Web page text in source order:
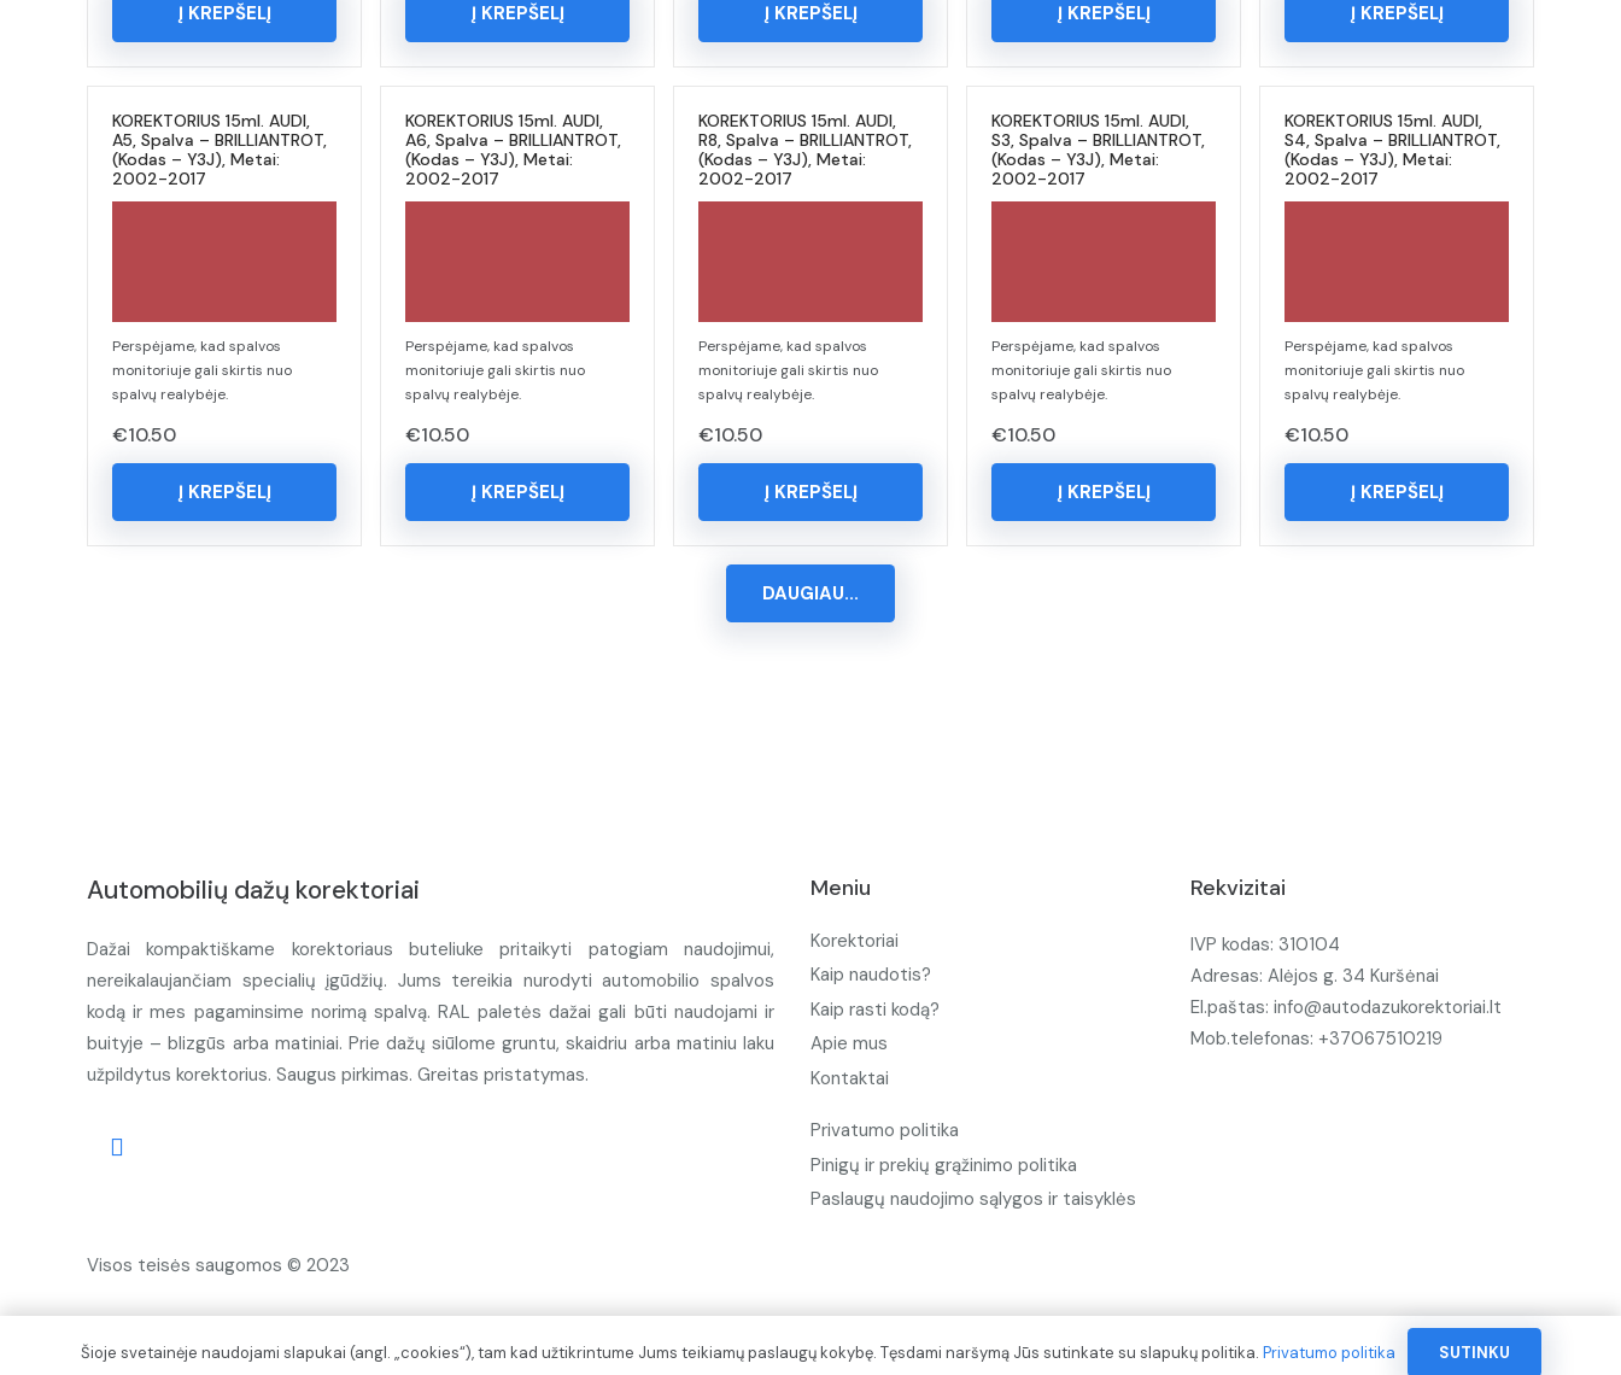
Į KREPŠELĮ Į KREPŠELĮ Į KREPŠELĮ Į KREPŠELĮ Į KREPŠELĮ
KOREKTORIUS 15ml. AUDI,
A5, Spalva – BRILLIANTROT,
(Kodas – Y3J), Metai:
2002-2017
Perspėjame, kad spalvos
monitoriuje gali skirtis nuo
spalvų realybėje.
€10.50
Į KREPŠELĮ
KOREKTORIUS 15ml. AUDI,
A6, Spalva – BRILLIANTROT,
(Kodas – Y3J), Metai:
2002-2017
Perspėjame, kad spalvos
monitoriuje gali skirtis nuo
spalvų realybėje.
€10.50
Į KREPŠELĮ
KOREKTORIUS 15ml. AUDI,
R8, Spalva – BRILLIANTROT,
(Kodas – Y3J), Metai:
2002-2017
Perspėjame, kad spalvos
monitoriuje gali skirtis nuo
spalvų realybėje.
€10.50
Į KREPŠELĮ
KOREKTORIUS 15ml. AUDI,
S3, Spalva – BRILLIANTROT,
(Kodas – Y3J), Metai:
2002-2017
Perspėjame, kad spalvos
monitoriuje gali skirtis nuo
spalvų realybėje.
€10.50
Į KREPŠELĮ
KOREKTORIUS 15ml. AUDI,
S4, Spalva – BRILLIANTROT,
(Kodas – Y3J), Metai:
2002-2017
Perspėjame, kad spalvos
monitoriuje gali skirtis nuo
spalvų realybėje.
€10.50
Į KREPŠELĮ
DAUGIAU...
Automobilių dažų korektoriai
Dažai kompaktiškame korektoriaus buteliuke pritaikyti patogiam naudojimui,
nereikalaujančiam specialių įgūdžių. Jums tereikia nurodyti automobilio spalvos
kodą ir mes pagaminsime norimą spalvą. RAL paletės dažai gali būti naudojami ir
buityje – blizgūs arba matiniai. Prie dažų siūlome gruntu, skaidriu arba matiniu laku
užpildytus korektorius. Saugus pirkimas. Greitas pristatymas.
Visos teisės saugomos © 2023
Meniu
Korektoriai
Kaip naudotis?
Kaip rasti kodą?
Apie mus
Kontaktai
Privatumo politika
Pinigų ir prekių grąžinimo politika
Paslaugų naudojimo sąlygos ir taisyklės
Rekvizitai
IVP kodas: 310104
Adresas: Alėjos g. 34 Kuršėnai
El.paštas: info@autodazukorektoriai.lt
Mob.telefonas: +37067510219
Šioje svetainėje naudojami slapukai (angl. „cookies“), tam kad užtikrintume Jums teikiamų paslaugų kokybę. Tęsdami naršymą Jūs sutinkate su slapukų politika. Privatumo politika SUTINKU